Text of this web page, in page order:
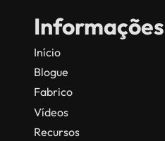
Informações
Início
Blogue
Fabrico
Vídeos
Recursos